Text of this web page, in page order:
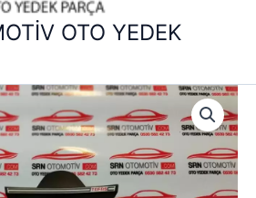
OTO YEDEK